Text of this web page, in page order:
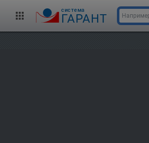
cистема
ГАРАНТ